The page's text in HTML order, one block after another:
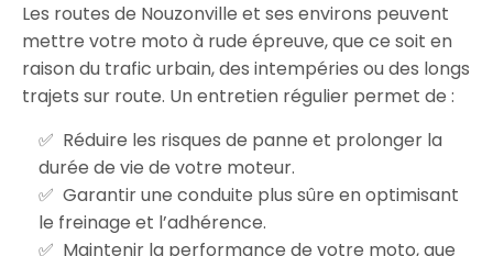
Les routes de Nouzonville et ses environs peuvent
mettre votre moto à rude épreuve, que ce soit en
raison du trafic urbain, des intempéries ou des longs
trajets sur route. Un entretien régulier permet de :
Réduire les risques de panne et prolonger la
durée de vie de votre moteur.
Garantir une conduite plus sûre en optimisant
le freinage et l’adhérence.
Maintenir la performance de votre moto, que